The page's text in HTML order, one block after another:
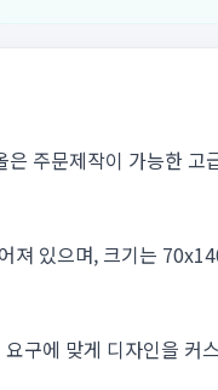
주문제작이 가능한
져 있으며, 크기는
구에 맞게 디자인을